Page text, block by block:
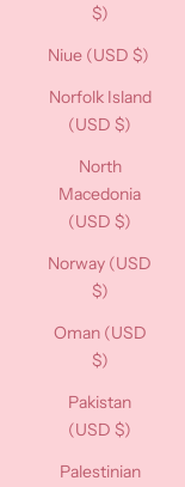
$)
Niue (USD $)
Norfolk Island
(USD $)
North
Macedonia
(USD $)
Norway (USD
$)
Oman (USD
$)
Pakistan
(USD $)
Palestinian